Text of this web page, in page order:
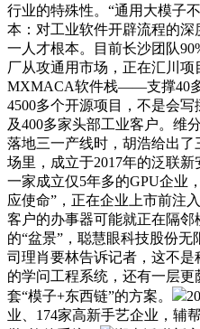
行业的特殊性。“通用大模子
本：对工业软件开辟流程的
一人才根本。目前长沙团队
厂从攻通用市场，正在汇川
MXMACA软件栈——支撑40多
4500多个开源项目，不是会
及400多家头部工业客户。维
落地三一产线时，胡浩给出
场里，成立于2017年的泛联
一家成立仅5年多的GPU企业
应使命”，正在企业上市前注
客户的办事器可能就正在隔
的“盆景”，聪慧眼科技股份无
司理肖要林告诉记者，这不
的学问工程系统，还有一层
套“模子+东西链”的方案。
业、174家高新手艺企业，辅